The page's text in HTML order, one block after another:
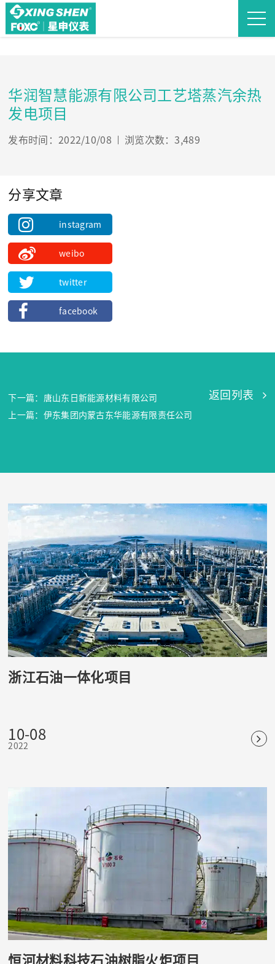
华润智慧能源有限公司工艺塔蒸汽余热
发电项目
发布时间：2022/10/08 浏览次数：3,489
分享文章
instagram
weibo
twitter
facebook
下一篇：唐山东日新能源材料有限公司
上一篇：伊东集团内蒙古东华能源有限责任公司
返回列表
浙江石油一体化项目
10-08
2022
恒河材料科技石油树脂火炬项目